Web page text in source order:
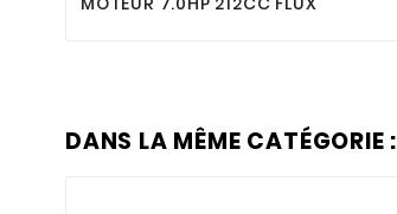
DANS LA MÊME CATÉGORIE :